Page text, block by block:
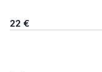
22 €